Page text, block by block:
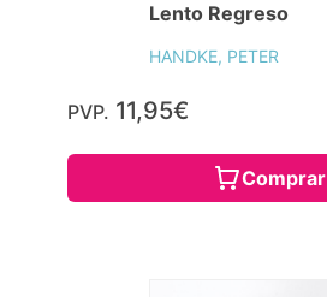
Lento Regreso
HANDKE, PETER
PVP. 11,95€
Comprar